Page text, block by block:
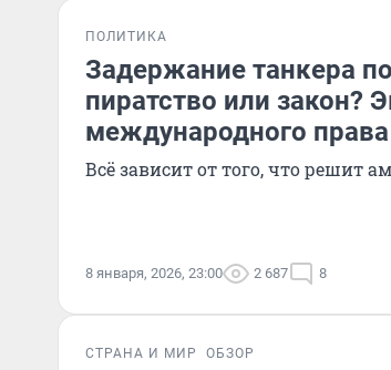
ПОЛИТИКА
Задержание танкера
пиратство или закон?
международного права
Всё зависит от того, что решит
8 января, 2026, 23:00 2 687 8
СТРАНА И МИР ОБЗОР